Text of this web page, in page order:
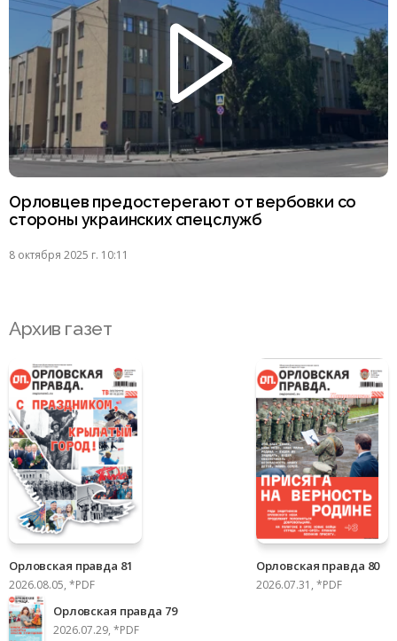
Орловцев предостерегают от вербовки со
стороны украинских спецслужб
8 октября 2025 г. 10:11
Архив газет
Орловская правда 81
2026.08.05, *PDF
Орловская правда 80
2026.07.31, *PDF
Орловская правда 79
2026.07.29, *PDF